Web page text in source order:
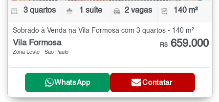
3 quartos 1 suíte 2 vagas 140 m²
Sobrado à Venda na Vila Formosa com 3 quartos - 140 m²
Vila Formosa
Zona Leste - São Paulo
R$ 659.000
WhatsApp Contatar